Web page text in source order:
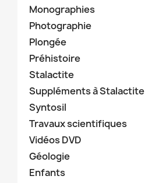
Monographies
Photographie
Plongée
Préhistoire
Stalactite
Suppléments à Stalactite
Syntosil
Travaux scientifiques
Vidéos DVD
Géologie
Enfants